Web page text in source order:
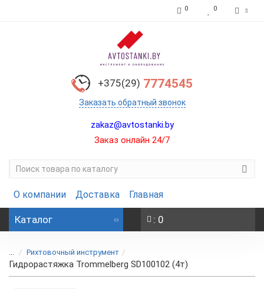
0 0
+375(29) 7774545
Заказать обратный звонок
zakaz@avtostanki.by
Заказ онлайн 24/7
О компании Доставка Главная
Каталог : 0
... Рихтовочный инструмент
Гидрорастяжка Trommelberg SD100102 (4т)